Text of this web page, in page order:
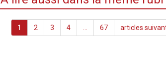
1 2 3 4 ... 67 articles